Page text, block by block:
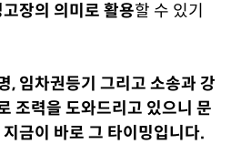
장의 의미로 활용할 수 있기
, 임차권등기 그리고 소송과 강
조력을 도와드리고 있으니 문
금이 바로 그 타이밍입니다.